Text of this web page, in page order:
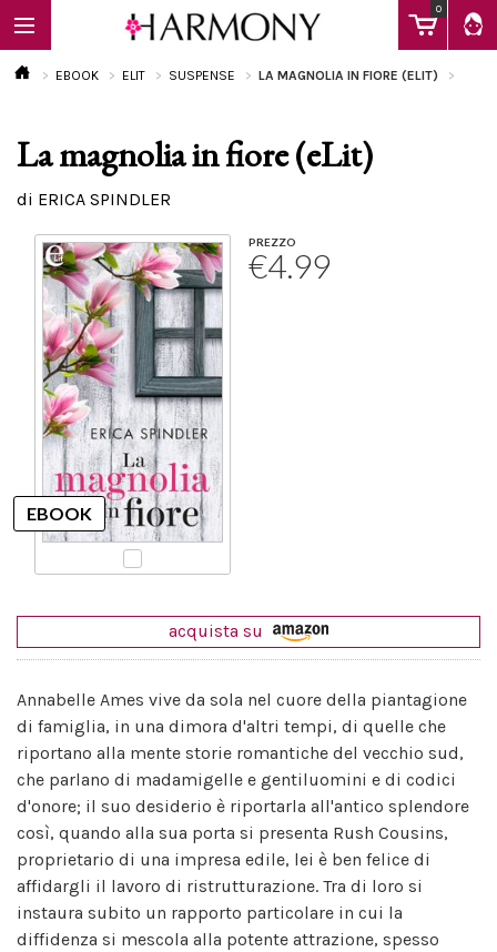
0
EBOOK
Calendario
EBOOK ELIT SUSPENSE LA MAGNOLIA IN FIORE (ELIT)
La magnolia in fiore (eLit)
di ERICA SPINDLER
PREZZO
€4.99
acquista su
Annabelle Ames vive da sola nel cuore della piantagione
di famiglia, in una dimora d'altri tempi, di quelle che
riportano alla mente storie romantiche del vecchio sud,
che parlano di madamigelle e gentiluomini e di codici
d'onore; il suo desiderio è riportarla all'antico splendore
così, quando alla sua porta si presenta Rush Cousins,
proprietario di una impresa edile, lei è ben felice di
affidargli il lavoro di ristrutturazione. Tra di loro si
instaura subito un rapporto particolare in cui la
diffidenza si mescola alla potente attrazione, spesso